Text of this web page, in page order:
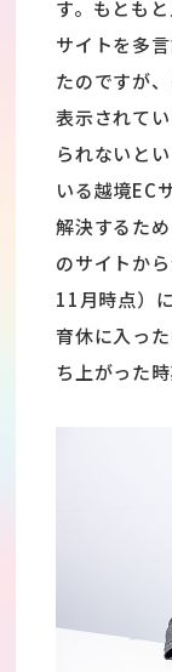
す。もとも
サイトを多
たのですが
表示されて
られないと
いる越境EC
解決するた
のサイトか
11月時点）
育休に入っ
ち上がった時